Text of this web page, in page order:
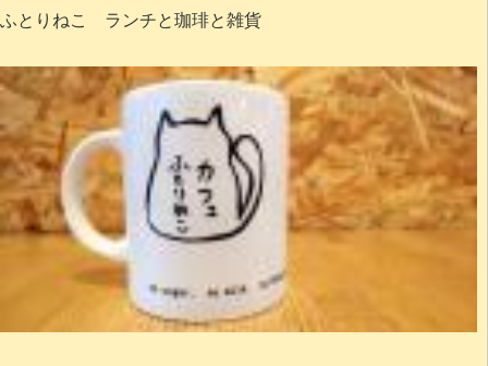
ふとりねこ ランチと珈琲と雑貨